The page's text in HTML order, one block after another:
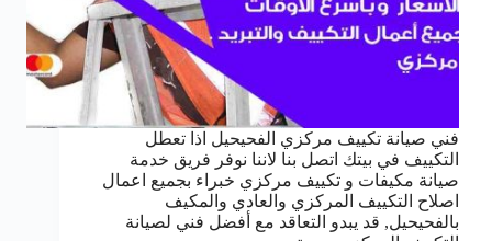
فني صيانة تكييف مركزي الفحيحيل اذا تعطل
التكييف في بيتك اتصل بنا لاننا نوفر فريق خدمة
صيانة مكيفات و تكييف مركزي خبراء بجميع اعمال
اصلاح التكييف المركزي والعادي والمكيف
بالفحيحيل, قد يبدو التعاقد مع أفضل فني لصيانة